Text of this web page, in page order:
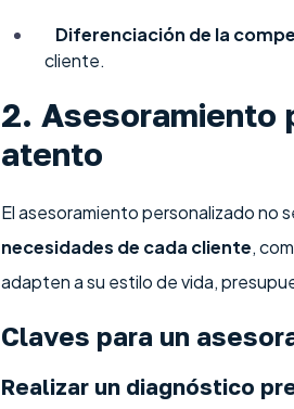
Diferenciación de la
cliente.
2. Asesoramiento
atento
El asesoramiento personalizado no
necesidades de cada cliente,
adapten a su estilo de vida,
Claves para un
Realizar un diagnóstico